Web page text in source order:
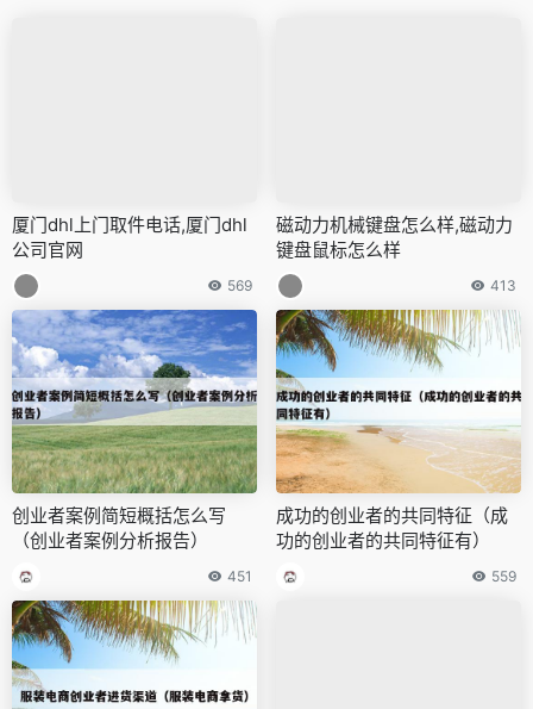
厦门dhl上门取件电话,厦门dhl
公司官网
569
磁动力机械键盘怎么样,磁动力
键盘鼠标怎么样
413
创业者案例简短概括怎么写
（创业者案例分析报告）
451
成功的创业者的共同特征（成
功的创业者的共同特征有）
559